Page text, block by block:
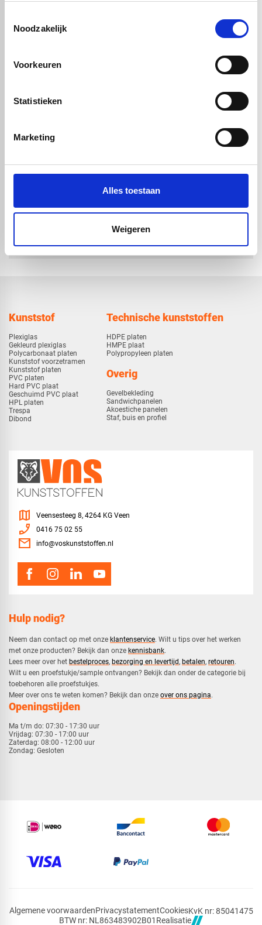
Noodzakelijk
Voorkeuren
Statistieken
Marketing
Alles toestaan
Weigeren
volstaf -
PTFE wit FG - XT
€ 750,-gratis bezorgd
check_circle2-5dagen levertijd
Kunststof
Plexiglas
Gekleurd plexiglas
Polycarbonaat platen
Kunststof voorzetramen
Kunststof platen
PVC platen
Hard PVC plaat
Geschuimd PVC plaat
HPL platen
Trespa
Dibond
Technische kunststoffen
HDPE platen
HMPE plaat
Polypropyleen platen
Overig
Gevelbekleding
Sandwichpanelen
Akoestiche panelen
Staf, buis en profiel
Hulp nodig?
Neem dan contact op met onze klantenservice. Wilt u tips over het werken
met onze producten? Bekijk dan onze kennisbank.
​Lees meer over het bestelproces, bezorging en levertijd, betalen, retouren.​
​Wilt u een proefstukje/sample ontvangen? Bekijk dan onder de categorie bij
toebehoren alle proefstukjes.
​​Meer over ons te weten komen? Bekijk dan onze over ons pagina.
Openingstijden
Ma t/m do: 07:30 - 17:30 uur
Vrijdag: 07:30 - 17:00 uur
Zaterdag: 08:00 - 12:00 uur
Zondag: Gesloten
map Veensesteeg 8, 4264 KG Veen
phone_enabled 0416 75 02 55
mail info@voskunststoffen.nl
Algemene voorwaardenPrivacystatementCookiesKvK nr: 85041475
BTW nr: NL863483902B01 Realisatie